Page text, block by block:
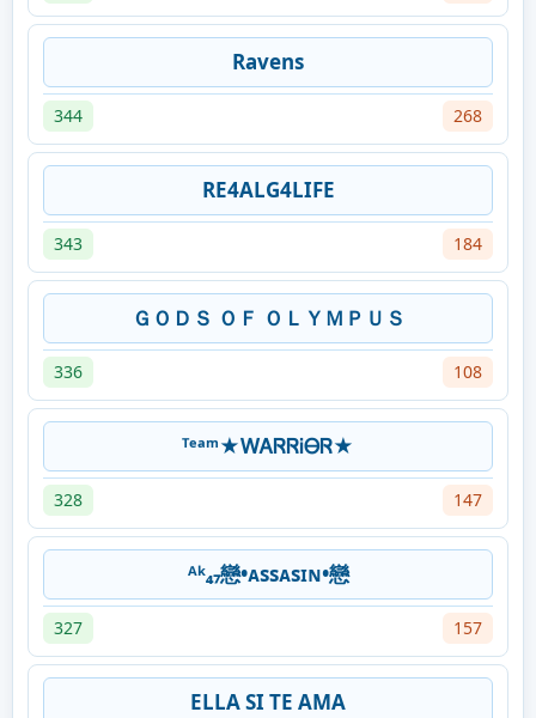
Ravens
344 268
RE4ALG4LIFE
343 184
ＧＯＤＳ ＯＦ ＯＬＹＭＰＵＳ
336 108
ᵀᵉᵃᵐ★ᎳᎪᏒᏒᎥᎾᏒ★
328 147
ᴬᵏ₄₇戀•ᴀssᴀsɪɴ•戀
327 157
ELLA SI TE AMA